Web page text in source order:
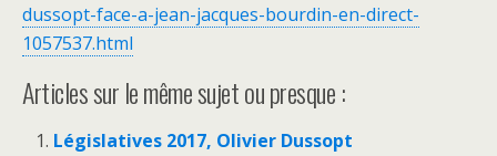
dussopt-face-a-jean-jacques-bourdin-en-direct-
1057537.html
Articles sur le même sujet ou presque :
Législatives 2017, Olivier Dussopt